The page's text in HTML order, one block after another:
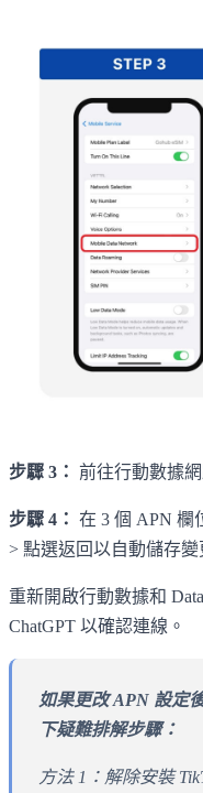
步驟 3： 前往行動數據
步驟 4： 在 3 個 APN 欄
> 點選返回以自動儲存變
重新開啟行動數據和
ChatGPT 以確認連線。
如果更改 APN 設定
下疑難排解步驟：
方法 1：解除安裝